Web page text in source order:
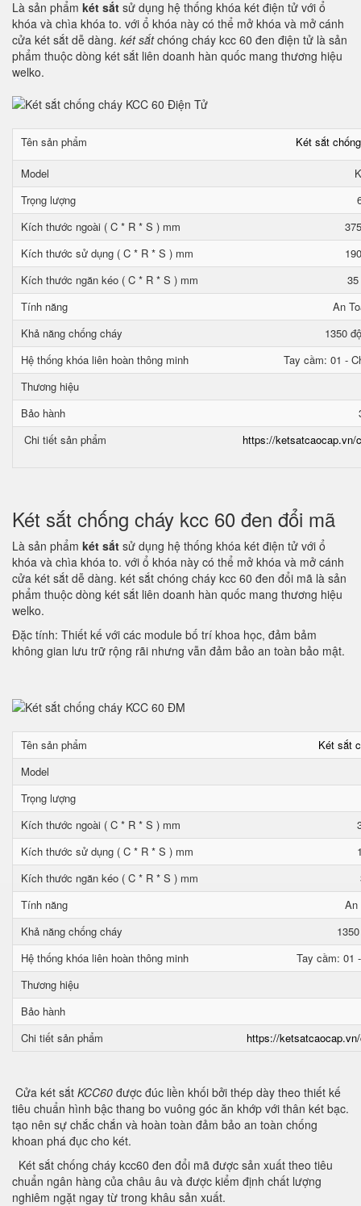
Là sản phẩm két sắt sử dụng hệ thống khóa két điện tử với ổ
khóa và chìa khóa to. với ổ khóa này có thể mở khóa và mở cánh
cửa két sắt dễ dàng. két sắtchóng cháy kcc 60 đen điện tử là sản
phẩm thuộc dòng két sắt liên doanh hàn quốc mang thương hiệu
welko.
Tên sản phẩm Két sắt
Model
Trọng lượng
Kích thước ngoài ( C * R * S ) mm
Kích thước sử dụng ( C * R * S ) mm
Kích thước ngăn kéo ( C * R * S ) mm
Tính năng
An
Khả năng chống cháy
1350
Hệ thống khóa liên hoàn thông minh
Tay cầm: 01 -
Thương hiệu
Bảo hành
Chi tiết sản phẩm
https://ketsatcaocap.vn/
Két sắt chống cháy kcc 60 đen đổi mã
Là sản phẩm két sắt sử dụng hệ thống khóa két điện tử với ổ
khóa và chìa khóa to. với ổ khóa này có thể mở khóa và mở cánh
cửa két sắt dễ dàng. két sắt chóng cháy kcc 60 đen đổi mã là sản
phẩm thuộc dòng két sắt liên doanh hàn quốc mang thương hiệu
welko.
Đặc tính: Thiết kế với các module bố trí khoa học, đảm bảm
không gian lưu trữ rộng rãi nhưng vẫn đảm bảo an toàn bảo mật.
Tên sản phẩm
Két sắt
Model
Trọng lượng
Kích thước ngoài ( C * R * S ) mm
Kích thước sử dụng ( C * R * S ) mm
Kích thước ngăn kéo ( C * R * S ) mm
Tính năng
An
Khả năng chống cháy
Hệ thống khóa liên hoàn thông minh
Tay cầm: 01
Thương hiệu
Bảo hành
Chi tiết sản phẩm
https://
Cửa két sắt KCC60 được đúc liền khối bởi thép dày theo thiết kế
tiêu chuẩn hình bậc thang bo vuông góc ăn khớp với thân két bạc.
tạo nên sự chắc chắn và hoàn toàn đảm bảo an toàn chống
khoan phá đục cho két.
Két sắt chống cháy kcc60 đen đổi mã được sản xuất theo tiêu
chuẩn ngân hàng của châu âu và được kiểm định chất lượng
nghiêm ngặt ngay từ trong khâu sản xuất.